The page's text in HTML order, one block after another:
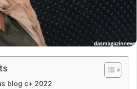
blog c+ 2022